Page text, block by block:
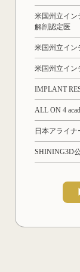
米国州立イ
解剖認定医
米国州立イ
米国州立イ
IMPLANT
ALL ON 4
日本アライ
SHINING3D